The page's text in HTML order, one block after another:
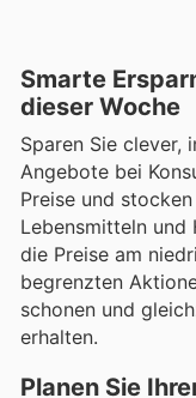
Smarte
dieser Woche
Sparen Sie clever,
Angebote bei
Preise und
Lebensmitteln und
die Preise am
begrenzten
schonen und
erhalten.
Planen Sie